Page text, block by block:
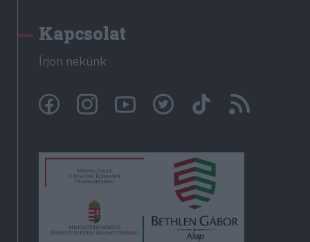
Kapcsolat
Írjon nekünk